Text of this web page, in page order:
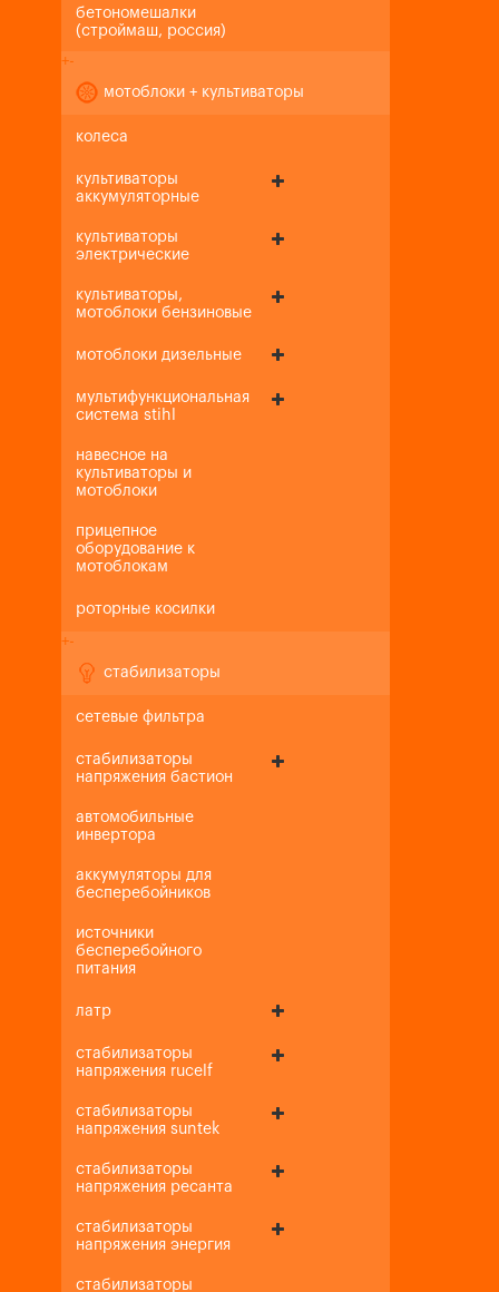
бетономешалки
(строймаш, россия)
+-
мотоблоки + культиваторы
колеса
культиваторы
аккумуляторные
культиваторы
электрические
культиваторы,
мотоблоки бензиновые
мотоблоки дизельные
мультифункциональная
система stihl
навесное на
культиваторы и
мотоблоки
прицепное
оборудование к
мотоблокам
роторные косилки
+-
стабилизаторы
сетевые фильтра
стабилизаторы
напряжения бастион
автомобильные
инвертора
аккумуляторы для
бесперебойников
источники
бесперебойного
питания
латр
стабилизаторы
напряжения rucelf
стабилизаторы
напряжения suntek
стабилизаторы
напряжения ресанта
стабилизаторы
напряжения энергия
стабилизаторы